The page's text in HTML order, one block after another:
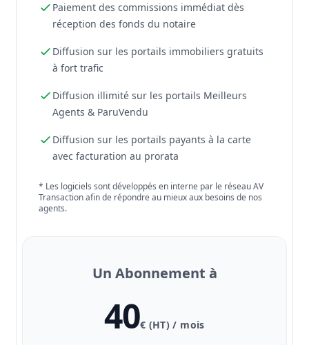
Paiement des commissions immédiat dès
réception des fonds du notaire
Diffusion sur les portails immobiliers gratuits
à fort trafic
Diffusion illimité sur les portails Meilleurs
Agents & ParuVendu
Diffusion sur les portails payants à la carte
avec facturation au prorata
* Les logiciels sont développés en interne par le réseau AV
Transaction afin de répondre au mieux aux besoins de nos
agents.
Un Abonnement à
40€ (HT) / mois